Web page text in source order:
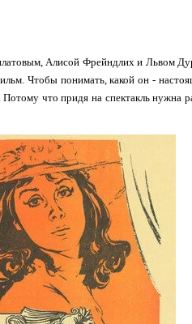
Алисой Фрейндлих и Львом
Чтобы понимать, какой он -
что придя на спектакль нужна